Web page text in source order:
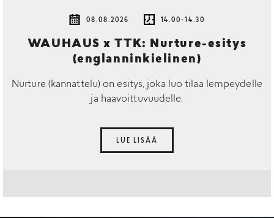
08.08.2026 14.00-14.30
WAUHAUS x TTK: Nurture-esitys
(englanninkielinen)
Nurture (kannattelu) on esitys, joka luo tilaa lempeydelle
ja haavoittuvuudelle.
LUE LISÄÄ